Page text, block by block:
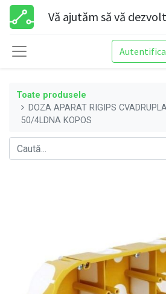
Vă ajutăm să vă
Toate produsele
DOZA APARAT RIGIPS
50/4LDNA KOPOS